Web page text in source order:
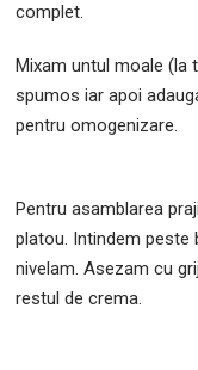
complet.
Mixam untul moale (la
spumos iar apoi
pentru omogenizare.
Pentru asamblarea
platou. Intindem peste
nivelam. Asezam cu
restul de crema.